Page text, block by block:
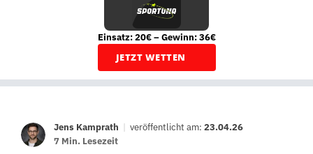
Einsatz: 20€ – Gewinn: 36€
JETZT WETTEN
Jens Kamprath | veröffentlicht am: 23.04.26
7 Min. Lesezeit